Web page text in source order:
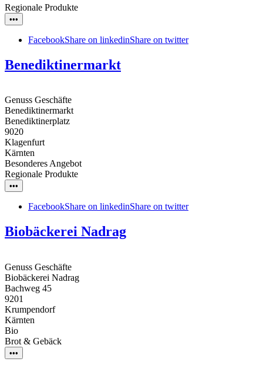
Regionale Produkte
•••
FacebookShare on linkedinShare on twitter
Benediktinermarkt
Genuss Geschäfte
Benediktinermarkt
Benediktinerplatz
9020
Klagenfurt
Kärnten
Besonderes Angebot
Regionale Produkte
•••
FacebookShare on linkedinShare on twitter
Biobäckerei Nadrag
Genuss Geschäfte
Biobäckerei Nadrag
Bachweg 45
9201
Krumpendorf
Kärnten
Bio
Brot & Gebäck
•••